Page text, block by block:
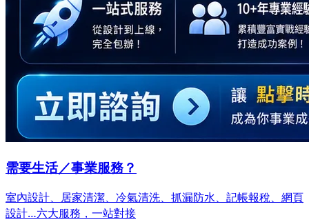
需要生活／事業服務？
室內設計、居家清潔、冷氣清洗、抓漏防水、記帳報稅、網頁
設計…六大服務，一站對接